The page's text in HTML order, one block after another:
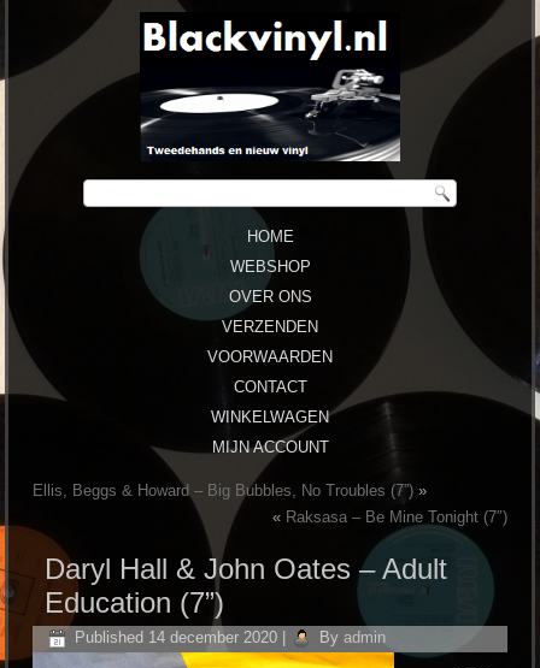
HOME
WEBSHOP
OVER ONS
VERZENDEN
VOORWAARDEN
CONTACT
WINKELWAGEN
MIJN ACCOUNT
Ellis, Beggs & Howard ‎– Big Bubbles, No Troubles (7”) »
« Raksasa – Be Mine Tonight (7″)
Daryl Hall & John Oates ‎– Adult
Education (7”)
Published 14 december 2020 By admin